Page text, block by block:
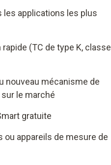
les applications les plus
(TC de type K, classe
nouveau mécanisme de
le marché
gratuite
appareils de mesure de